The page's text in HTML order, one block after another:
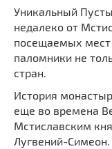
Озера и
Памятники
Памятники
Памятники
Памятники
Памятники
Церкви
Выберите область
Выберите
Уникальный
недалеко от
посещаемых
паломники не
стран.
История
еще во времена
Мстиславским
Лугвений-Симеон.